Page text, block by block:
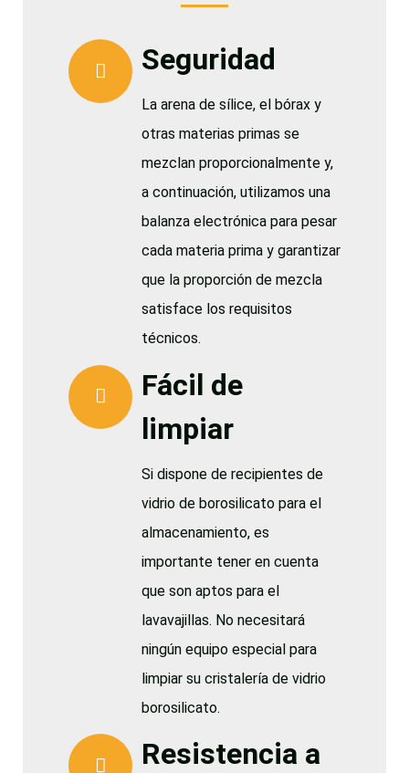
Seguridad
La arena de sílice, el bórax y
otras materias primas se
mezclan proporcionalmente y,
a continuación, utilizamos una
balanza electrónica para pesar
cada materia prima y garantizar
que la proporción de mezcla
satisface los requisitos
técnicos.
Fácil de
limpiar
Si dispone de recipientes de
vidrio de borosilicato para el
almacenamiento, es
importante tener en cuenta
que son aptos para el
lavavajillas. No necesitará
ningún equipo especial para
limpiar su cristalería de vidrio
borosilicato.
Resistencia a